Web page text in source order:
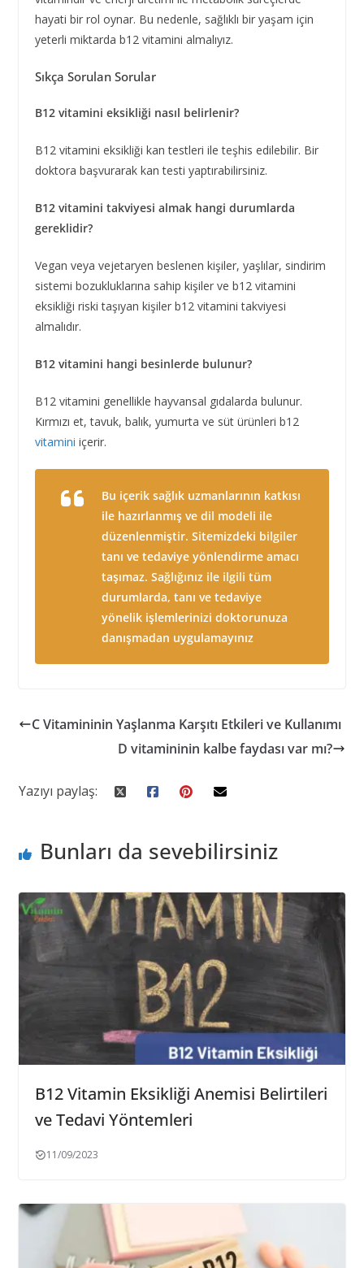
hayati bir rol oynar. Bu nedenle, sağlıklı bir yaşam için
yeterli miktarda b12 vitamini almalıyız.
Sıkça Sorulan Sorular
B12 vitamini eksikliği nasıl belirlenir?
B12 vitamini eksikliği kan testleri ile teşhis edilebilir. Bir
doktora başvurarak kan testi yaptırabilirsiniz.
B12 vitamini takviyesi almak hangi durumlarda
gereklidir?
Vegan veya vejetaryen beslenen kişiler, yaşlılar, sindirim
sistemi bozukluklarına sahip kişiler ve b12 vitamini
eksikliği riski taşıyan kişiler b12 vitamini takviyesi
almalıdır.
B12 vitamini hangi besinlerde bulunur?
B12 vitamini genellikle hayvansal gıdalarda bulunur.
Kırmızı et, tavuk, balık, yumurta ve süt ürünleri b12
vitamini içerir.
Bu içerik sağlık uzmanlarının katkısı
ile hazırlanmış ve dil modeli ile
düzenlenmiştir. Sitemizdeki bilgiler
tanı ve tedaviye yönlendirme amacı
taşımaz. Sağlığınız ile ilgili tüm
durumlarda, tanı ve tedaviye
yönelik işlemlerinizi doktorunuza
danışmadan uygulamayınız
C Vitamininin Yaşlanma Karşıtı Etkileri ve Kullanımı
D vitamininin kalbe faydası var mı?
Yazıyı paylaş:
Bunları da sevebilirsiniz
B12 Vitamin Eksikliği Anemisi Belirtileri
ve Tedavi Yöntemleri
11/09/2023